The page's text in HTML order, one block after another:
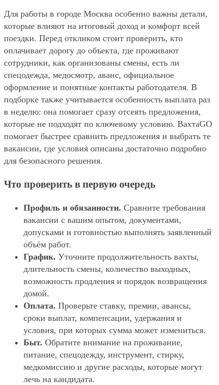
Для работы в городе Москва особенно важны детали,
которые влияют на итоговый доход и комфорт всей
поездки. Перед откликом стоит проверить, кто
оплачивает дорогу до объекта, где проживают
сотрудники, как организованы смены, есть ли
спецодежда, медосмотр, аванс, официальное
оформление и понятные контакты работодателя. В
подборке также учитывается особенность выплата раз
в неделю: она помогает сразу отсеять предложения,
которые не подходят по ключевому условию. ВахтаGO
помогает быстрее сравнить предложения и выбрать те
вакансии, где условия описаны достаточно подробно
для безопасного решения.
Что проверить в первую очередь
Профиль и обязанности. Сравните требования
вакансии с вашим опытом, документами,
допусками и готовностью выполнять заявленный
объём работ.
График. Уточните продолжительность вахты,
длительность смены, количество выходных,
возможность продления и порядок возвращения
домой.
Оплата. Проверьте ставку, премии, авансы,
сроки выплат, компенсации, удержания и
условия, при которых сумма может измениться.
Быт. Обратите внимание на проживание,
питание, спецодежду, инструмент, стирку,
медкомиссию и другие расходы, которые могут
лечь на кандидата.